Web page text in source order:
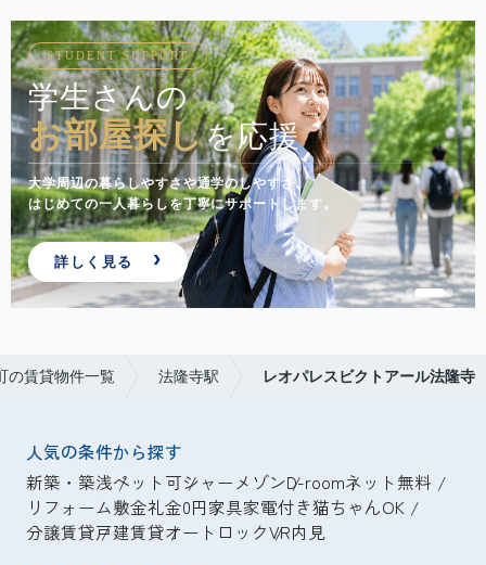
STUDENT SUPPORT
学生さんの
お部屋探しを応援
大学周辺の暮らしやすさや通学のしやすさ。
はじめての一人暮らしを丁寧にサポートします。
詳しく見る
の賃貸物件一覧 法隆寺駅 レオパレスビクトアール法隆寺
人気の条件から探す
新築・築浅ペット可シャーメゾンD-roomネット無料
リフォーム敷金礼金0円家具家電付き猫ちゃんOK
分譲賃貸戸建賃貸オートロックVR内見